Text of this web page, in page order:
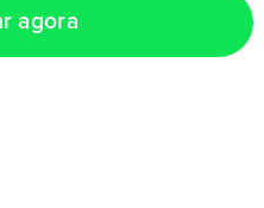
agora